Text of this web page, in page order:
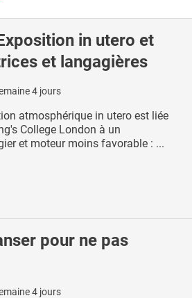
in utero et
et langagières
4 jours
atmosphérique in utero est liée
College London à un
et moteur moins favorable : ...
pour ne pas
4 jours